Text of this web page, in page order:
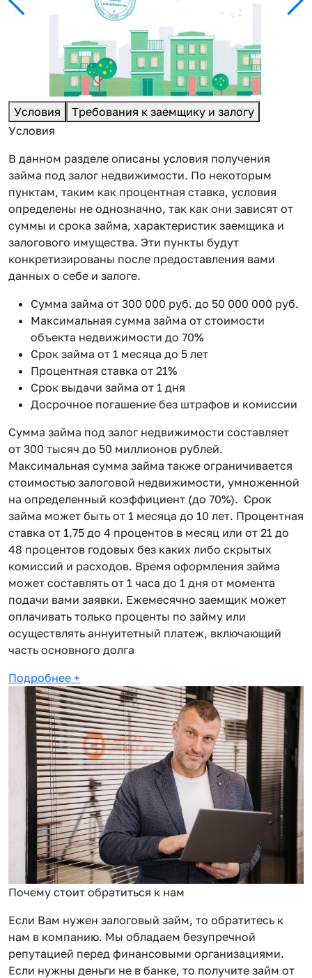
Условия
Требования к заемщику и залогу
Условия
В данном разделе описаны условия получения
займа под залог недвижимости. По некоторым
пунктам, таким как процентная ставка, условия
определены не однозначно, так как они зависят от
суммы и срока займа, характеристик заемщика и
залогового имущества. Эти пункты будут
конкретизированы после предоставления вами
данных о себе и залоге.
Сумма займа от 300 000 руб. до 50 000 000 руб.
Максимальная сумма займа от стоимости
объекта недвижимости до 70%
Срок займа от 1 месяца до 5 лет
Процентная ставка от 21%
Срок выдачи займа от 1 дня
Досрочное погашение без штрафов и комиссии
Сумма займа под залог недвижимости составляет
от 300 тысяч до 50 миллионов рублей.
Максимальная сумма займа также ограничивается
стоимостью залоговой недвижимости, умноженной
на определенный коэффициент (до 70%). Срок
займа может быть от 1 месяца до 10 лет. Процентная
ставка от 1.75 до 4 процентов в месяц или от 21 до
48 процентов годовых без каких либо скрытых
комиссий и расходов. Время оформления займа
может составлять от 1 часа до 1 дня от момента
подачи вами заявки. Ежемесячно заемщик может
оплачивать только проценты по займу или
осуществлять аннуитетный платеж, включающий
часть основного долга
Подробнее +
Почему стоит обратиться к нам
Если Вам нужен залоговый займ, то обратитесь к
нам в компанию. Мы обладаем безупречной
репутацией перед финансовыми организациями.
Если нужны деньги не в банке, то получите займ от